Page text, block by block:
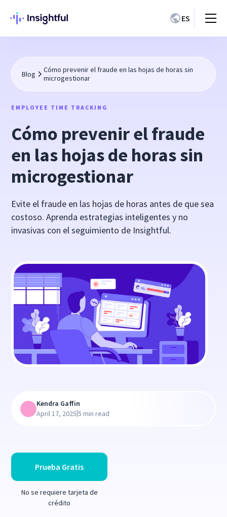
ES
Blog
Cómo prevenir el fraude en las hojas de horas sin
microgestionar
EMPLOYEE TIME TRACKING
Cómo prevenir el fraude
en las hojas de horas sin
microgestionar
Evite el fraude en las hojas de horas antes de que sea
costoso. Aprenda estrategias inteligentes y no
invasivas con el seguimiento de Insightful.
Prueba Gratis
No se requiere tarjeta de
crédito
Kendra Gaffin
April 17, 2025|5 min read